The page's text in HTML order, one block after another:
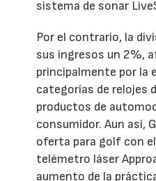
sistema de sonar
Por el contrario, la
sus ingresos un 2%,
principalmente por la
categorías de relojes
productos de
consumidor. Aun así,
oferta para golf con
telémetro láser
aumento de la